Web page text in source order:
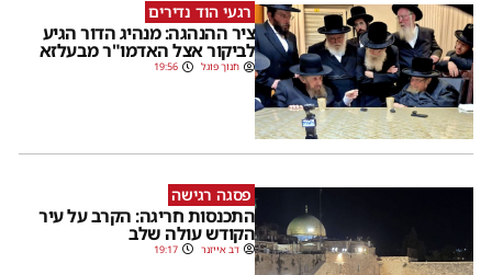
רגעי הוד נדירים
ציר ההנהגה: מנהיג הדור הגיע
לביקור אצל האדמו"ר מבעלזא
חנוך פוגל 19:56
פסגה רגישה
התכנסות חריגה: הקרב על עיר
הקודש עולה שלב
דב אייזנר 19:17